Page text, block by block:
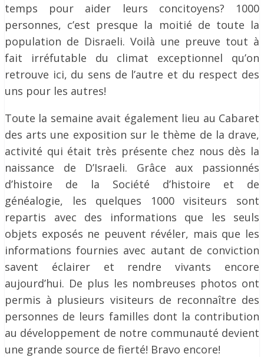
temps pour aider leurs concitoyens? 1000
personnes, c’est presque la moitié de toute la
population de Disraeli. Voilà une preuve tout à
fait irréfutable du climat exceptionnel qu’on
retrouve ici, du sens de l’autre et du respect des
uns pour les autres!
Toute la semaine avait également lieu au Cabaret
des arts une exposition sur le thème de la drave,
activité qui était très présente chez nous dès la
naissance de D’Israeli. Grâce aux passionnés
d’histoire de la Société d’histoire et de
généalogie, les quelques 1000 visiteurs sont
repartis avec des informations que les seuls
objets exposés ne peuvent révéler, mais que les
informations fournies avec autant de conviction
savent éclairer et rendre vivants encore
aujourd’hui. De plus les nombreuses photos ont
permis à plusieurs visiteurs de reconnaître des
personnes de leurs familles dont la contribution
au développement de notre communauté devient
une grande source de fierté! Bravo encore!